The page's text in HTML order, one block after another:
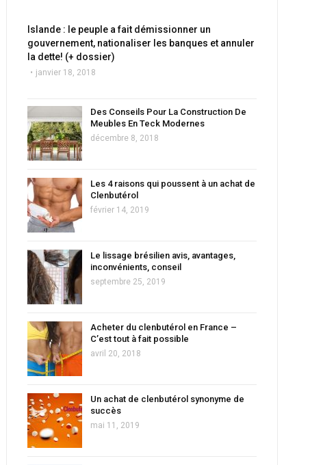
Islande : le peuple a fait démissionner un
gouvernement, nationaliser les banques et annuler
la dette! (+ dossier)
janvier 18, 2018
Des Conseils Pour La Construction De
Meubles En Teck Modernes
décembre 8, 2018
Les 4 raisons qui poussent à un achat de
Clenbutérol
février 14, 2019
Le lissage brésilien avis, avantages,
inconvénients, conseil
septembre 25, 2019
Acheter du clenbutérol en France –
C’est tout à fait possible
avril 20, 2018
Un achat de clenbutérol synonyme de
succès
mai 11, 2019